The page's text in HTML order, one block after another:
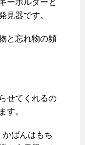
ーホルダーと
見器です。
と忘れ物の頻
せてくれるの
す。
ばんはもち